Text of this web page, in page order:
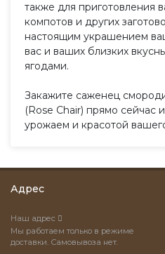
также для приготовления
компотов и других
настоящим украшением
вас и ваших близких
ягодами.
Закажите саженец
(Rose Chair) прямо сейчас
урожаем и красотой
Адрес
Наш адрес
Мы работаем только в режиме
доставки. Самовывоза нет.